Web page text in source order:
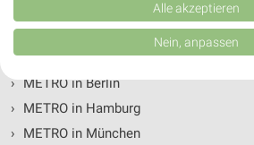
METRO Filialen &
folgenden Städten
› METRO in Berlin
›
METRO in Hamburg
›
METRO in München
Verbesserung der Angebote. Verwendung
von Inhalten.
Daten können außerhalb der Europäischen Union
USA gesendet werden.
Website/App.
Partnerliste anzeigen (1 IAB-Anbieter)
Wir nutzen Ihre Daten für folgende Zwecke:
Alle akzeptieren
Nein, anpassen